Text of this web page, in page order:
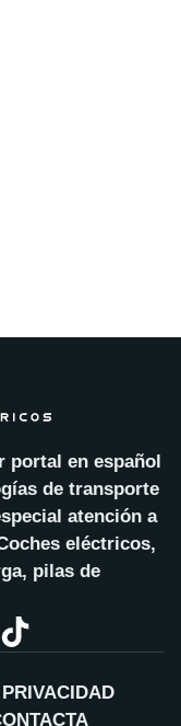
portal en español
de transporte
atención a
eléctricos,
pilas de